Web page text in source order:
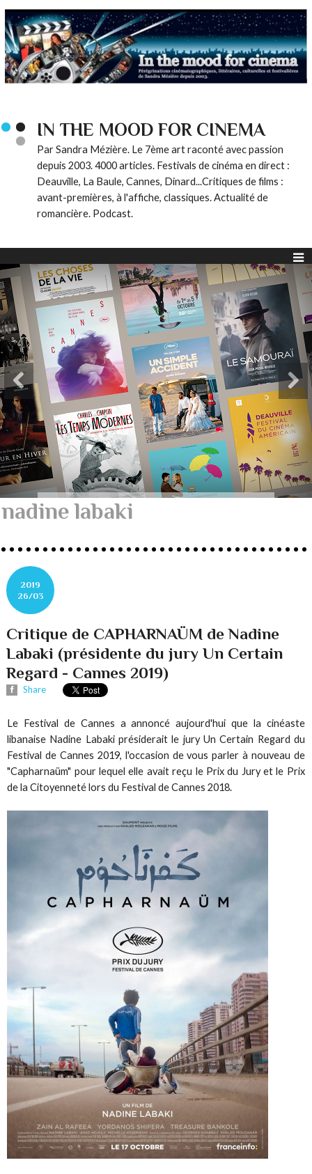
IN THE MOOD FOR CINEMA
Par Sandra Mézière. Le 7ème art raconté avec passion
depuis 2003. 4000 articles. Festivals de cinéma en direct :
Deauville, La Baule, Cannes, Dinard...Critiques de films :
avant-premières, à l'affiche, classiques. Actualité de
romancière. Podcast.
nadine labaki
2019
26/03
Critique de CAPHARNAÜM de Nadine
Labaki (présidente du jury Un Certain
Regard - Cannes 2019)
Share
Le Festival de Cannes a annoncé aujourd'hui que la cinéaste
libanaise Nadine Labaki présiderait le jury Un Certain Regard du
Festival de Cannes 2019, l'occasion de vous parler à nouveau de
"Capharnaüm" pour lequel elle avait reçu le Prix du Jury et le Prix
de la Citoyenneté lors du Festival de Cannes 2018.